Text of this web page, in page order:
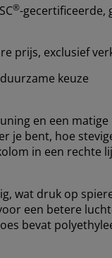
®-gecertificeerde,
prijs, exclusief
keuze
en een
je bent, hoe
in een rechte
wat druk op
een betere
bevat